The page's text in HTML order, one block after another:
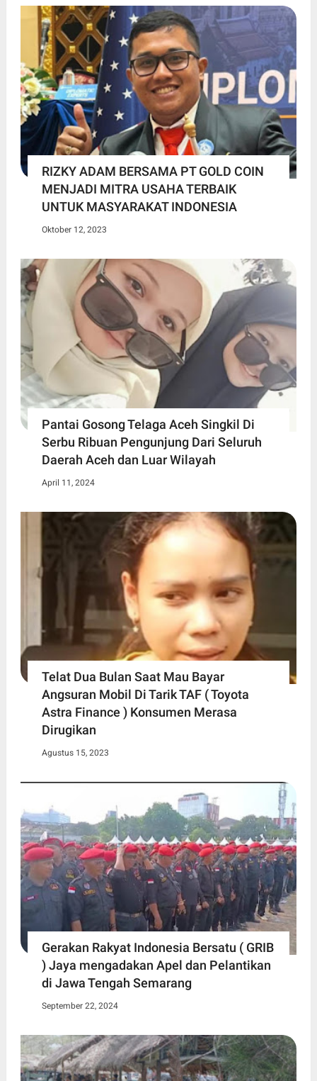
RIZKY ADAM BERSAMA PT GOLD COIN
MENJADI MITRA USAHA TERBAIK
UNTUK MASYARAKAT INDONESIA
Oktober 12, 2023
Pantai Gosong Telaga Aceh Singkil Di
Serbu Ribuan Pengunjung Dari Seluruh
Daerah Aceh dan Luar Wilayah
April 11, 2024
Telat Dua Bulan Saat Mau Bayar
Angsuran Mobil Di Tarik TAF ( Toyota
Astra Finance ) Konsumen Merasa
Dirugikan
Agustus 15, 2023
Gerakan Rakyat Indonesia Bersatu ( GRIB
) Jaya mengadakan Apel dan Pelantikan
di Jawa Tengah Semarang
September 22, 2024